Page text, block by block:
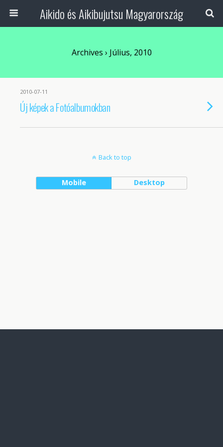
Aikido és Aikibujutsu Magyarország
Archives › Július, 2010
2010-07-11
Új képek a Fotóalbumokban
Back to top
Mobile Desktop